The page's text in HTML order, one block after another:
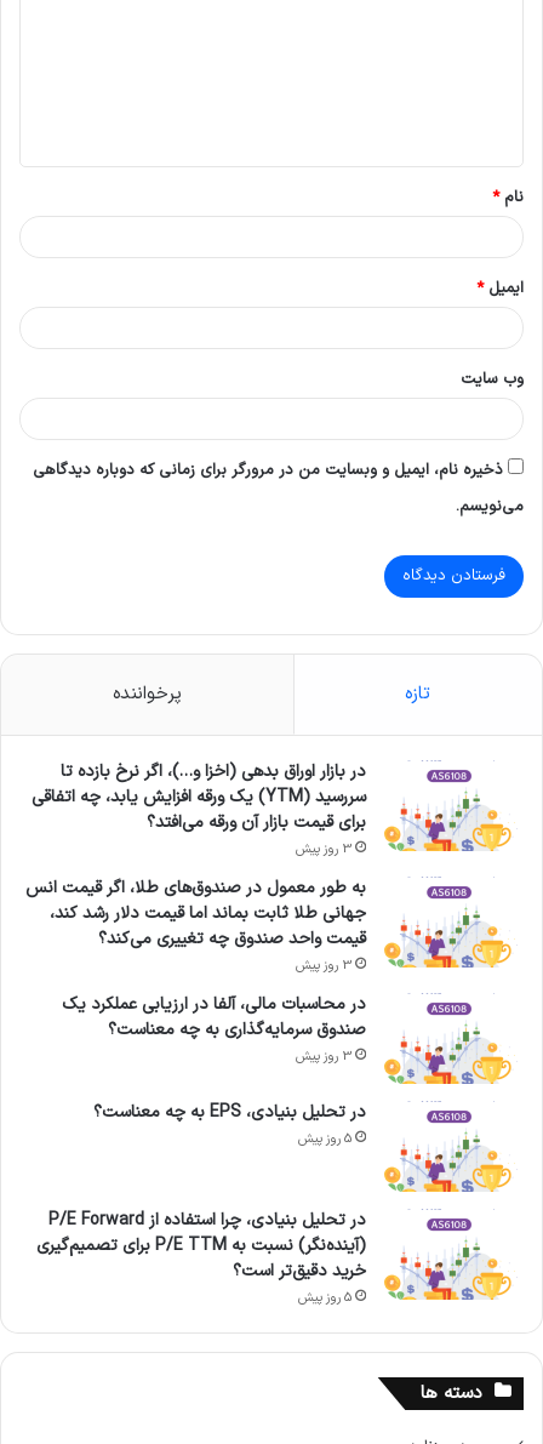
*
نام*
ایمیل*
وب‌ سایت
ذخیره نام، ایمیل و وبسایت من در مرورگر برای زمانی که دوباره دیدگاهی
می‌نویسم.
تازه پرخواننده
در بازار اوراق بدهی (اخزا و…)، اگر نرخ بازده تا
سررسید (YTM) یک ورقه افزایش یابد، چه اتفاقی
برای قیمت بازار آن ورقه می‌افتد؟
3 روز پیش
به طور معمول در صندوق‌های طلا، اگر قیمت انس
جهانی طلا ثابت بماند اما قیمت دلار رشد کند،
قیمت واحد صندوق چه تغییری می‌کند؟
3 روز پیش
در محاسبات مالی، آلفا در ارزیابی عملکرد یک
صندوق سرمایه‌گذاری به چه معناست؟
3 روز پیش
در تحلیل بنیادی، EPS به چه معناست؟
5 روز پیش
در تحلیل بنیادی، چرا استفاده از P/E Forward
(آینده‌نگر) نسبت به P/E TTM برای تصمیم‌گیری
خرید دقیق‌تر است؟
5 روز پیش
دسته ها